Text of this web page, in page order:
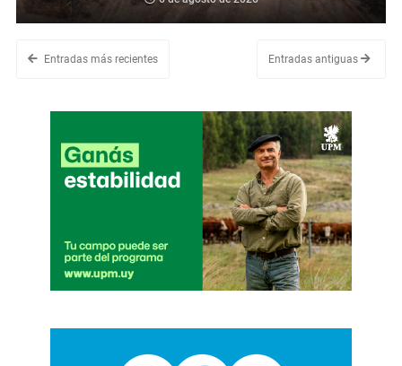
Entradas más recientes Entradas antiguas